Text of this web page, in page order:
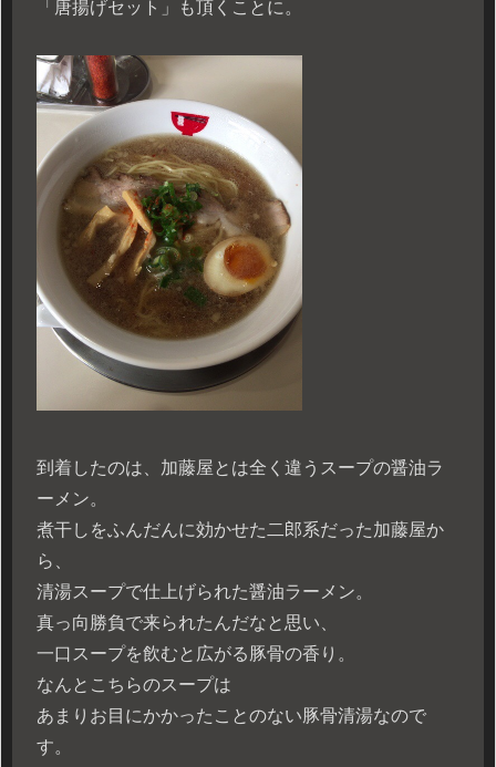
「唐揚げセット」も頂くことに。
到着したのは、加藤屋とは全く違うスープの醤油ラ
ーメン。
煮干しをふんだんに効かせた二郎系だった加藤屋か
ら、
清湯スープで仕上げられた醤油ラーメン。
真っ向勝負で来られたんだなと思い、
一口スープを飲むと広がる豚骨の香り。
なんとこちらのスープは
あまりお目にかかったことのない豚骨清湯なので
す。